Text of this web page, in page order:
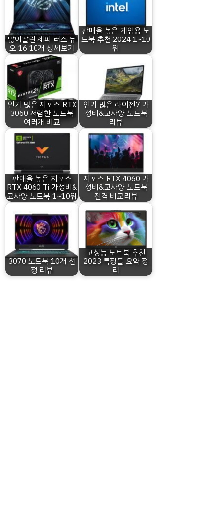
많이팔린 제피 러스 듀
오 16 10개 상세보기
판매율 높은 게임용 노
트북 추천 2024 1~10
위
인기 많은 지포스 RTX
3060 저렴한 노트북
여러개 비교
인기 많은 라이젠7 가
성비&고사양 노트북
리뷰
판매율 높은 지포스
RTX 4060 Ti 가성비&
고사양 노트북 1~10위
지포스 RTX 4060 가
성비&고사양 노트북
전격 비교리뷰
3070 노트북 10개 선
정 리뷰
고성능 노트북 추천
2023 특징들 요약 정
리